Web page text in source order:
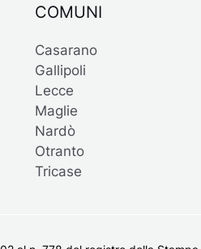
COMUNI
Casarano
Gallipoli
Lecce
Maglie
Nardò
Otranto
Tricase